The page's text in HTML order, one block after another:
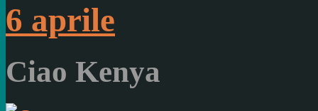
6 aprile
Ciao Kenya